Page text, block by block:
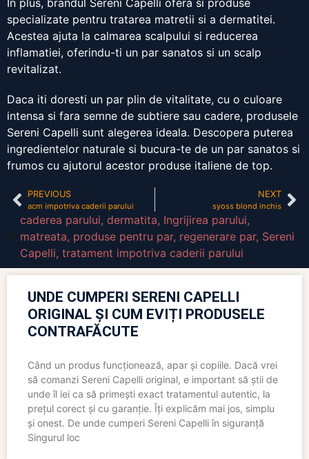
In plus, brandul Sereni Capelli ofera si produse
specializate pentru tratarea matretii si a dermatitei.
Acestea ajuta la calmarea scalpului si reducerea
inflamatiei, oferindu-ti un par sanatos si un scalp
revitalizat.
Daca iti doresti un par plin de vitalitate, cu o culoare
intensa si fara semne de subtiere sau cadere, produsele
Sereni Capelli sunt alegerea ideala. Descopera puterea
ingredientelor naturale si bucura-te de un par sanatos si
frumos cu ajutorul acestor produse italiene de top.
PREVIOUS
acm impotriva caderii parului
NEXT
syoss blond inchis
caderea parului, dermatita, Ingrijirea parului,
matreata, produse pentru par, regenerare par, Sereni
Capelli, tratament impotriva caderii parului
UNDE CUMPERI SERENI CAPELLI
ORIGINAL ȘI CUM EVIȚI PRODUSELE
CONTRAFĂCUTE
Când un produs funcționează, apar și copiile. Dacă vrei
să comanzi Sereni Capelli original, e important să știi de
unde îl iei ca să primești exact tratamentul autentic, la
prețul corect și cu garanție. Îți explicăm mai jos, simplu
și onest. De unde cumperi Sereni Capelli în siguranță
Singurul loc